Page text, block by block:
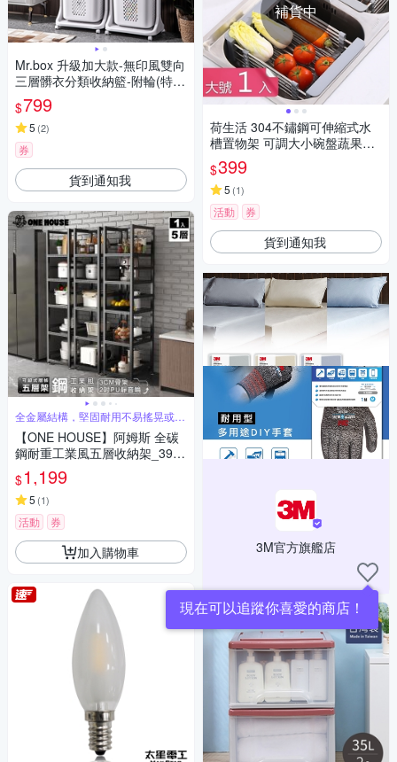
Mr.box 升級加大款-無印風雙向
三層髒衣分類收納籃-附輪(特大
籃+大籃+小籃)
$799
5 (2)
券
貨到通知我
全金屬結構，堅固耐用不易搖晃或變
形
【ONE HOUSE】阿姆斯 全碳
鋼耐重工業風五層收納架_39x4
6x170CM (書架/鞋架/收納櫃/書
櫃/層架/電器架/廚房收納/置物
櫃)
$1,199
5 (1)
活動 券
加入購物車
補貨中
荷生活 304不鏽鋼可伸縮式水
槽置物架 可調大小碗盤蔬果瀝
水架-大號1入
$399
5 (1)
活動 券
貨到通知我
3M官方旗艦店